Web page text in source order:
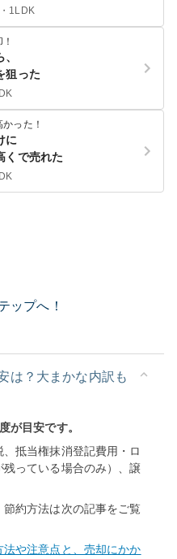
1LDK
狙った
った！
に
くで売れた
ップへ！
は？大まかな内訳も
が目安です。
抵当権抹消登記費用・ロ
っている場合のみ）、譲
約方法は次の記事をご覧
や注意点と、売却にかか